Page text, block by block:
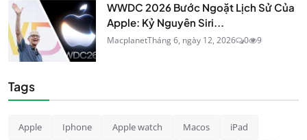
WWDC 2026 Bước Ngoặt Lịch Sử Của
Apple: Kỷ Nguyên Siri...
MacplanetTháng 6, ngày 12, 2026 0 9
Tags
Apple Iphone Apple watch Macos iPad